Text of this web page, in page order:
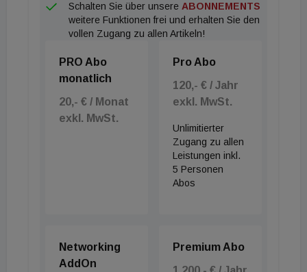
(Gebührenfreie) Nachträge zu den bestehenden
Bestandverträgen lägen ebenfalls mangels
nicht vor. Zu beachten ist, dass derzeit eine
außerordentliche Revision beim VwGH zu diesem
Fall anhängig ist, sodass noch offen ist, ob die
Rechtsansicht des BFG halten wird. Besondere
Vorsicht ist dahingehend geboten, als beurkundete
Parteienvereinbarungen selbst dann
gebührenpflichtig sein können, wenn die vereinbarte
38 UGB (ohnehin gesetzlich) eintretender
Schalten Sie über unsere ABONNEMENTS
weitere Funktionen frei und erhalten Sie den
vollen Zugang zu allen Artikeln!
PRO Abo
monatlich
20,- € / Monat
exkl. MwSt.
Pro Abo
120,- € / Jahr
exkl. MwSt.
Unlimitierter
Zugang zu allen
Leistungen inkl.
5 Personen
Abos
Networking
AddOn
Premium Abo